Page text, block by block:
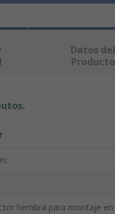
Datos del
Producto
hembra para montaje en